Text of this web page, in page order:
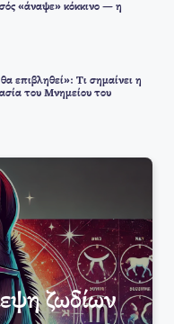
«άναψε» κόκκινο — η
επιβληθεί»: Τι σημαίνει η
του Μνημείου του
ζωδίων